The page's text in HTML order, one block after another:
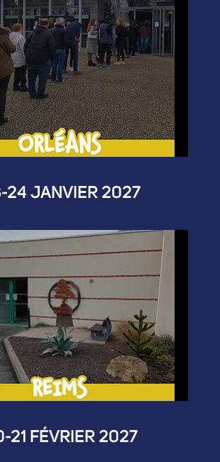
24 JANVIER 2027
21 FÉVRIER 2027